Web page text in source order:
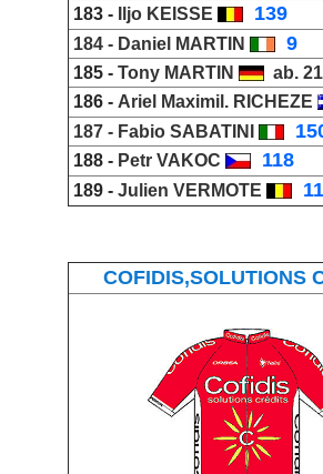
183 - Iljo KEISSE 139
184 - Daniel MARTIN 9
185 - Tony MARTIN
ab.
186 - Ariel Maximil. RICHEZE
187 - Fabio SABATINI
188 - Petr VAKOC 118
189 - Julien VERMOTE
COFIDIS,SOLUTIONS